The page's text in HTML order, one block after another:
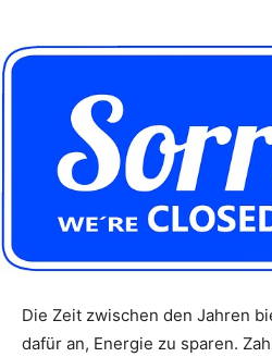
Die Zeit zwischen den Jahren
dafür an, Energie zu sparen.